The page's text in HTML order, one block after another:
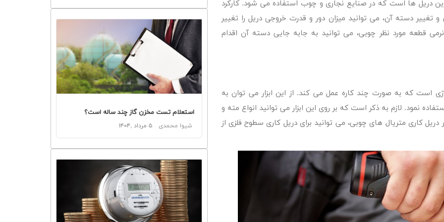
استعلام تست مخزن گاز چند ساله است؟
شیوا محمدی ۵ مرداد ,۱۴۰۴
ترین دریل ها است که در صنایع نجاری و چوب استفاده می شود. کارکرد
دسته آن، می توانید میزان دور و قدرت خروجی دریل را تغییر
قطعه مورد نظر چوبی، می توانید به جابه جایی دسته آن اقدام
است که به صورت چند کاره عمل می کند. از این ابزار می توان به
نمود. لازم به ذکر است که بر روی این ابزار می توانید انواع مته و
کاری متریال های چوبی، می توانید برای دریل کاری سطوح فلزی از